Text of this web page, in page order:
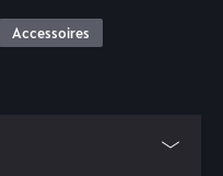
Accessoires